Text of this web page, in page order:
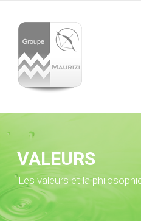
VALEURS
Les valeurs et la